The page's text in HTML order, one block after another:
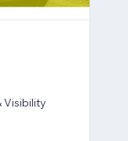
Visibility